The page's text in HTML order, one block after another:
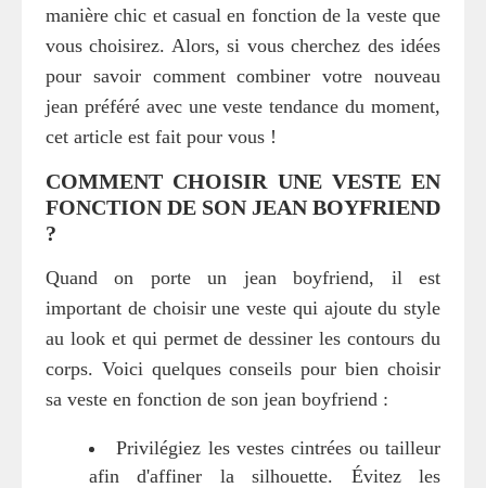
manière chic et casual en fonction de la veste que
vous choisirez. Alors, si vous cherchez des idées
pour savoir comment combiner votre nouveau
jean préféré avec une veste tendance du moment,
cet article est fait pour vous !
COMMENT CHOISIR UNE VESTE EN
FONCTION DE SON JEAN BOYFRIEND
?
Quand on porte un jean boyfriend, il est
important de choisir une veste qui ajoute du style
au look et qui permet de dessiner les contours du
corps. Voici quelques conseils pour bien choisir
sa veste en fonction de son jean boyfriend :
Privilégiez les vestes cintrées ou tailleur
afin d'affiner la silhouette. Évitez les